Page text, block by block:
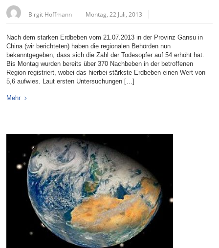
Birgit Hoffmann Montag, 22 Juli, 2013
Nach dem starken Erdbeben vom 21.07.2013 in der Provinz Gansu in
China (wir berichteten) haben die regionalen Behörden nun
bekanntgegeben, dass sich die Zahl der Todesopfer auf 54 erhöht hat.
Bis Montag wurden bereits über 370 Nachbeben in der betroffenen
Region registriert, wobei das hierbei stärkste Erdbeben einen Wert von
5,6 aufwies. Laut ersten Untersuchungen […]
Mehr